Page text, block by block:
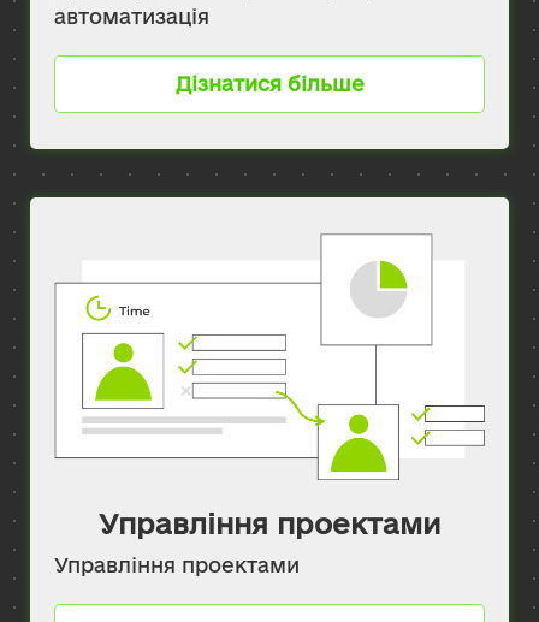
автоматизація
Дізнатися більше
Управління проектами
Управління проектами